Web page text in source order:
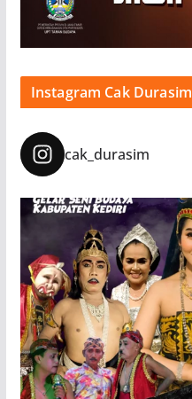
Instagram Cak Durasim
cak_durasim